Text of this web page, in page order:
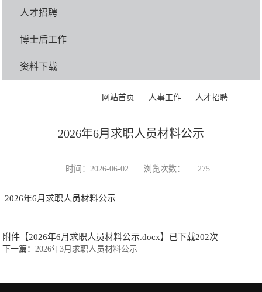
人才招聘
博士后工作
资料下载
网站首页 人事工作 人才招聘
2026年6月求职人员材料公示
时间：2026-06-02 浏览次数： 275
2026年6月求职人员材料公示
附件【2026年6月求职人员材料公示.docx】已下载202次
下一篇：2026年3月求职人员材料公示